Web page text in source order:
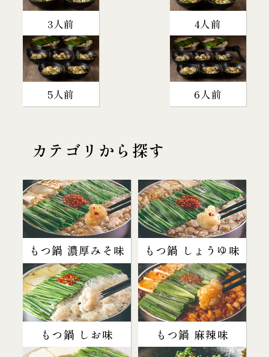
3人前 4人前
5人前 6人前
カテゴリから探す
もつ鍋 濃厚みそ味 もつ鍋 しょうゆ味
もつ鍋 しお味 もつ鍋 麻辣味